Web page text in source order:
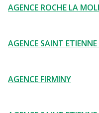
AGENCE ROCHE LA
AGENCE SAINT ETIENNE
AGENCE FIRMINY